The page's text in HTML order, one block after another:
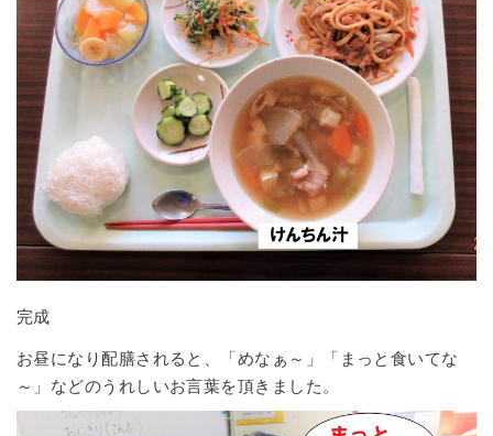
完成
お昼になり配膳されると、「めなぁ～」「まっと食いてな
～」などのうれしいお言葉を頂きました。